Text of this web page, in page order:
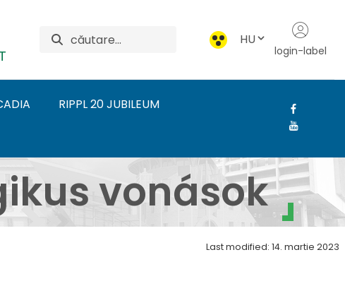
HU
login-label
RIPPL 20 JUBILEUM
vonások -
vonások
Last modified: 14. martie 2023